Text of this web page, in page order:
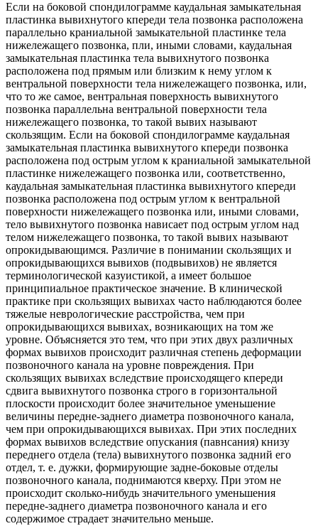
Если на боковой спондилограмме каудальная замыкательная
пластинка вывихнутого кпереди тела позвонка расположена
параллельно краниальной замыкательной пластинке тела
нижележащего позвонка, пли, иными словами, каудальная
замыкательная пластинка тела вывихнутого позвонка
расположена под прямым или близким к нему углом к
вентральной поверхности тела нижележащего позвонка, или,
что то же самое, вентральная поверхность вывихнутого
позвонка параллельна вентральной поверхности тела
нижележащего позвонка, то такой вывих называют
скользящим. Если на боковой спондилограмме каудальная
замыкательная пластинка вывихнутого кпереди позвонка
расположена под острым углом к краниальной замыкательной
пластинке нижележащего позвонка или, соответственно,
каудальная замыкательная пластинка вывихнутого кпереди
позвонка расположена под острым углом к вентральной
поверхности нижележащего позвонка или, иными словами,
тело вывихнутого позвонка нависает под острым углом над
телом нижележащего позвонка, то такой вывих называют
опрокидывающимся. Различие в понимании скользящих и
опрокидывающихся вывихов (подвывихов) не является
терминологической казуистикой, а имеет большое
принципиальное практическое значение. В клинической
практике при скользящих вывихах часто наблюдаются более
тяжелые неврологические расстройства, чем при
опрокидывающихся вывихах, возникающих на том же
уровне. Объясняется это тем, что при этих двух различных
формах вывихов происходит различная степень деформации
позвоночного канала на уровне повреждения. При
скользящих вывихах вследствие происходящего кпереди
сдвига вывихнутого позвонка строго в горизонтальной
плоскости происходит более значительное уменьшение
величины передне-заднего диаметра позвоночного канала,
чем при опрокидывающихся вывихах. При этих последних
формах вывихов вследствие опускания (павнсания) книзу
переднего отдела (тела) вывихнутого позвонка задний его
отдел, т. е. дужки, формирующие задне-боковые отделы
позвоночного канала, поднимаются кверху. При этом не
происходит сколько-нибудь значительного уменьшения
передне-заднего диаметра позвоночного канала и его
содержимое страдает значительно меньше.